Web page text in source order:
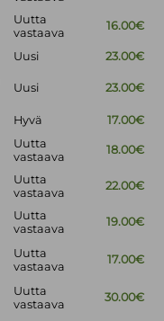
Uutta
vastaava
16.00€
Uusi
23.00€
Uusi 23.00€
Hyvä 17.00€
Uutta
vastaava
18.00€
Uutta
vastaava
22.00€
Uutta
vastaava
19.00€
Uutta
vastaava
17.00€
Uutta
vastaava
30.00€